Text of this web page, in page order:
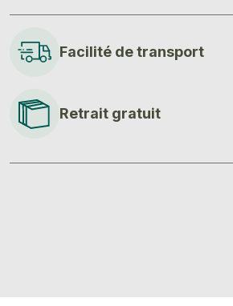
Facilité de transport
Retrait gratuit